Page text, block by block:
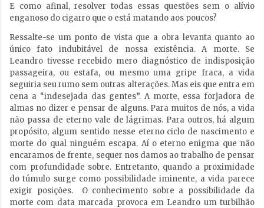
E como afinal, resolver todas essas questões sem o alívio
enganoso do cigarro que o está matando aos poucos?
Ressalte-se um ponto de vista que a obra levanta quanto ao
único fato indubitável de nossa existência. A morte. Se
Leandro tivesse recebido mero diagnóstico de indisposição
passageira, ou estafa, ou mesmo uma gripe fraca, a vida
seguiria seu rumo sem outras alterações. Mas eis que entra em
cena a “indesejada das gentes”. A morte, essa forjadora de
almas no dizer e pensar de alguns. Para muitos de nós, a vida
não passa de eterno vale de lágrimas. Para outros, há algum
propósito, algum sentido nesse eterno ciclo de nascimento e
morte do qual ninguém escapa. Aí o eterno enigma que não
encaramos de frente, sequer nos damos ao trabalho de pensar
com profundidade sobre. Entretanto, quando a proximidade
do túmulo surge como possibilidade iminente, a vida parece
exigir posições. O conhecimento sobre a possibilidade da
morte com data marcada provoca em Leandro um turbilhão